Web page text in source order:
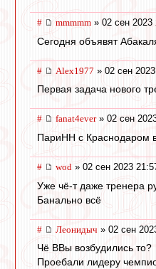
# mmmmm » 02 сен 2023
Сегодня объявят
# Alex1977 » 02 сен
Первая задача нового
# fanat4ever» 02 сен
ПариНН с Краснодаром
# wod » 02 сен 2023
Уже чё-т даже тренера
Банально всё
# Леонидыч » 02 сен
Чё ВВы возбудились то?
Проебали лидеру